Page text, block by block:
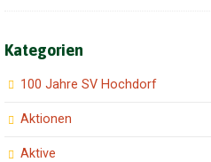
Kategorien
100 Jahre SV Hochdorf
Aktionen
Aktive